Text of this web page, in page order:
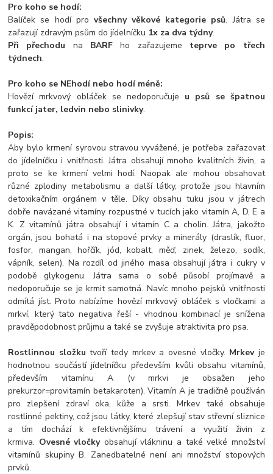
Pro koho se hodí:
Balíček se hodí pro všechny věkové kategorie psů. Játra se
zařazují zdravým psům do jídelníčku 1x za dva týdny.
Při přechodu na BARF ho zařazujeme teprve po třech
týdnech.
Pro koho se NEhodí nebo hodí méně:
Hovězí mrkvový obláček se nedoporučuje u psů se špatnou
funkcí jater, ledvin nebo slinivky.
Popis:
Aby bylo krmení syrovou stravou vyvážené, je potřeba zařazovat
do jídelníčku i vnitřnosti. Játra obsahují mnoho kvalitních živin, a
proto se ke krmení velmi hodí. Naopak ale mohou obsahovat
různé zplodiny metabolismu a další látky, protože jsou hlavním
detoxikačním orgánem v těle. Díky obsahu tuku jsou v játrech
dobře navázané vitamíny rozpustné v tucích jako vitamín A, D, E a
K. Z vitamínů játra obsahují i vitamín C a cholin. Játra, jakožto
orgán, jsou bohatá i na stopové prvky a minerály (draslík, fluor,
fosfor, mangan, hořčík, jód, kobalt, měď, zinek, železo, sodík,
vápník, selen). Na rozdíl od jiného masa obsahují játra i cukry v
podobě glykogenu. Játra sama o sobě působí projímavě a
nedoporučuje se je krmit samotná. Navíc mnoho pejsků vnitřnosti
odmítá jíst. Proto nabízíme hovězí mrkvový obláček s vločkami a
mrkví, který tato negativa řeší - vhodnou kombinací je snížena
pravděpodobnost průjmu a také se zvyšuje atraktivita pro psa.
Rostlinnou složku tvoří tedy mrkev a ovesné vločky. Mrkevje
hodnotnou součástí jídelníčku především kvůli obsahu vitamínů,
především vitamínu A (v mrkvi je obsažen jeho
prekurzor=provitamín betakaroten). Vitamín A je tradičně používán
pro zlepšení zdraví oka, kůže a srsti. Mrkev také obsahuje
rostlinné pektiny, což jsou látky, které zlepšují stav střevní sliznice
a tím dochází k efektivnějšímu trávení a využití živin z
krmiva. Ovesné vločkyobsahují vlákninu a také velké množství
vitamínů skupiny B. Zanedbatelné není ani množství stopových
prvků.